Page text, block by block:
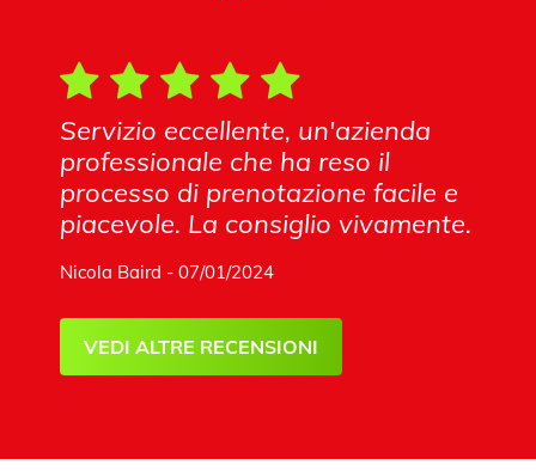
Servizio eccellente, un'azienda
professionale che ha reso il
processo di prenotazione facile e
piacevole. La consiglio vivamente.
Nicola Baird - 07/01/2024
VEDI ALTRE RECENSIONI